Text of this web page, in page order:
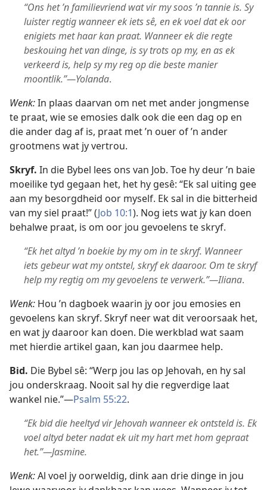
“Ons het ’n familievriend wat vir my soos ’n tannie is. Sy
luister regtig wanneer ek iets sê, en ek voel dat ek oor
enigiets met haar kan praat. Wanneer ek die regte
beskouing het van dinge, is sy trots op my, en as ek
verkeerd is, help sy my reg op die beste manier
moontlik.”—Yolanda.
Wenk:In plaas daarvan om net met ander jongmense
te praat, wie se emosies dalk ook die een dag op en
die ander dag af is, praat met ’n ouer of ’n ander
grootmens wat jy vertrou.
Skryf. In die Bybel lees ons van Job. Toe hy deur ’n baie
moeilike tyd gegaan het, het hy gesê: “Ek sal uiting gee
aan my besorgdheid oor myself. Ek sal in die bitterheid
van my siel praat!” (Job 10:1). Nog iets wat jy kan doen
behalwe praat, is om oor jou gevoelens te skryf.
“Ek het altyd ’n boekie by my om in te skryf. Wanneer
iets gebeur wat my ontstel, skryf ek daaroor. Om te skryf
help my regtig om my gevoelens te verwerk.”—Iliana.
Wenk: Hou ’n dagboek waarin jy oor jou emosies en
gevoelens kan skryf. Skryf neer wat dit veroorsaak het,
en wat jy daaroor kan doen. Die werkblad wat saam
met hierdie artikel gaan, kan jou daarmee help.
Bid. Die Bybel sê: “Werp jou las op Jehovah, en hy sal
jou onderskraag. Nooit sal hy die regverdige laat
wankel nie.”—Psalm 55:22.
“Ek bid die heeltyd vir Jehovah wanneer ek ontsteld is. Ek
voel altyd beter nadat ek uit my hart met hom gepraat
het.”—Jasmine.
Wenk:Al voel jy oorweldig, dink aan drie dinge in jou